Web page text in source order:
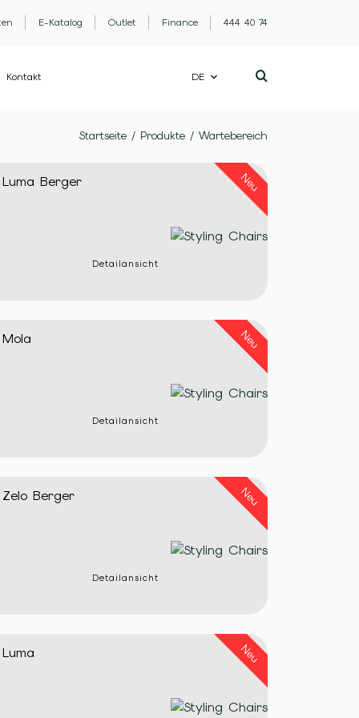
E-Katalog Outlet Finance 444 40 74
Kontakt DE
Startseite / Produkte / Wartebereich
Luma Berger Neu
Detailansicht
Mola Neu
Detailansicht
Zelo Berger Neu
Detailansicht
Luma Neu